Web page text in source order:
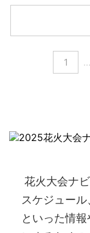
1 …
花火大会ナ
スケジュー
といった情